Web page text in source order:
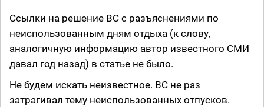
Ссылки на решение ВС с разъяснениями по
неиспользованным дням отдыха (к слову,
аналогичную информацию автор известного СМИ
давал год назад) в статье не было.
Не будем искать неизвестное. ВС не раз
затрагивал тему неиспользованных отпусков.